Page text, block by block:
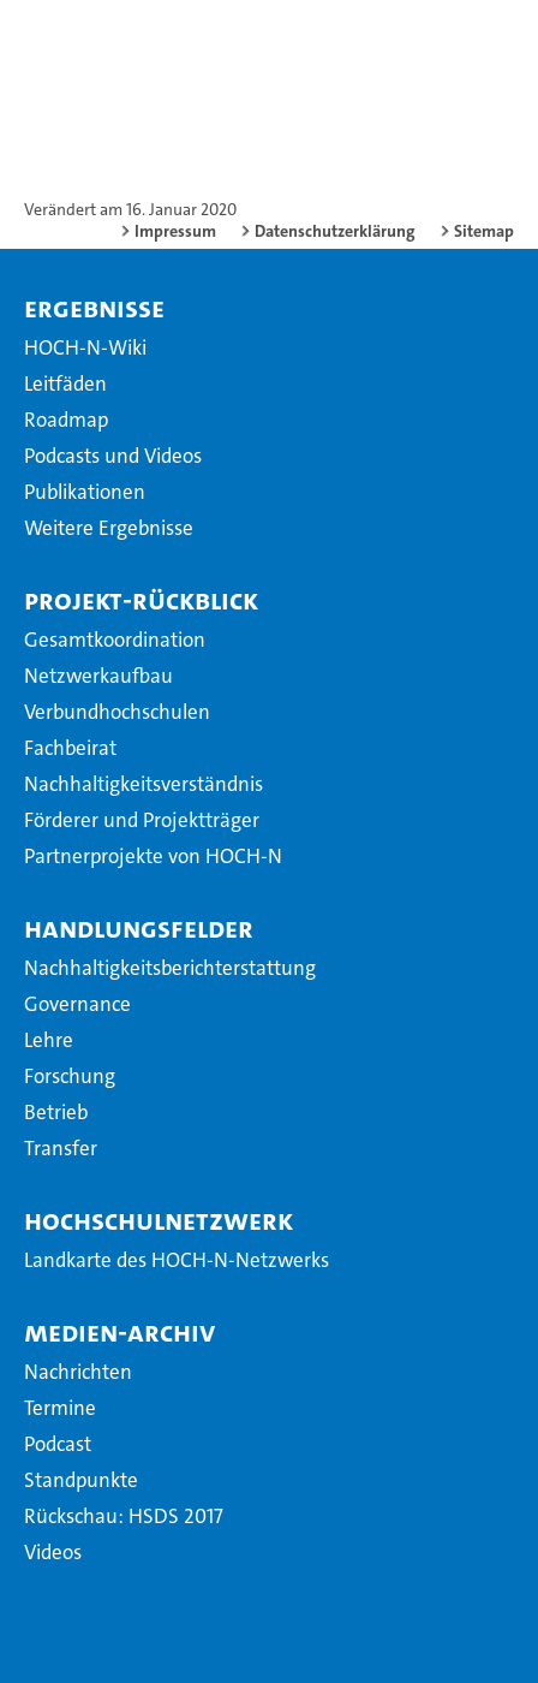
Verändert am 16. Januar 2020
Impressum
Datenschutzerklärung Sitemap
Ergebnisse
HOCH-N-Wiki
Leitfäden
Roadmap
Podcasts und Videos
Publikationen
Weitere Ergebnisse
Projekt-Rückblick
Gesamtkoordination
Netzwerkaufbau
Verbundhochschulen
Fachbeirat
Nachhaltigkeitsverständnis
Förderer und Projektträger
Partnerprojekte von HOCH-N
Handlungsfelder
Nachhaltigkeitsberichterstattung
Governance
Lehre
Forschung
Betrieb
Transfer
Hochschulnetzwerk
Landkarte des HOCH-N-Netzwerks
Medien-Archiv
Nachrichten
Termine
Podcast
Standpunkte
Rückschau: HSDS 2017
Videos